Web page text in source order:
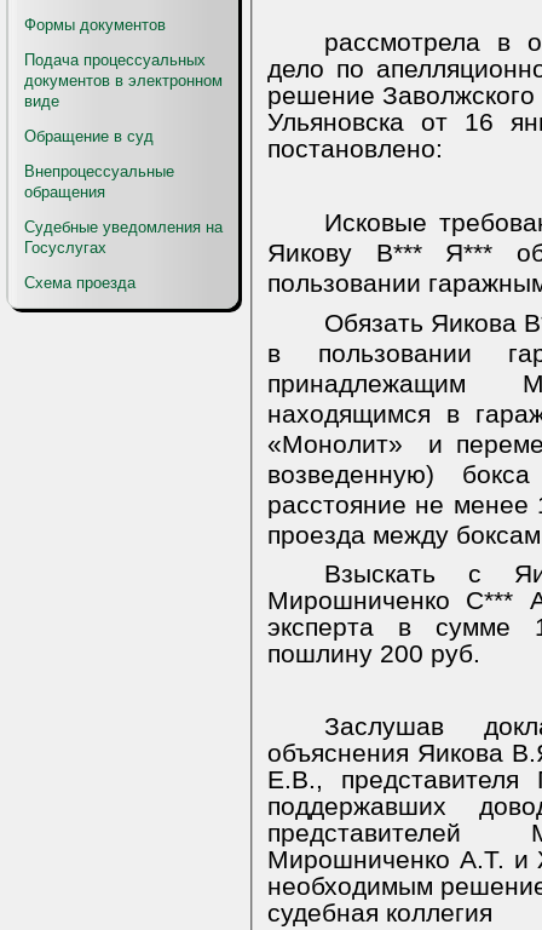
Формы документов
Подача процессуальных
документов в электронном
виде
Обращение в суд
Внепроцессуальные
обращения
Судебные уведомления на
Госуслугах
Схема проезда
рассмотрела в
дело по
решение Заволжского
Ульяновска от 16
постановлено:
Исковые
Яикову В*** Я*** об
пользовании
Обязать Яикова
в пользовании
принадлежащим
находящимся в
«Монолит»
и
возведенную)
расстояние не
проезда между
Взыскать с
Мирошниченко С***
эксперта в сумме
пошлину 200 руб.
Заслушав
объяснения Яикова
Е.В.,
поддержавших
Мирошниченко А.Т. и
необходимым
судебная коллегия